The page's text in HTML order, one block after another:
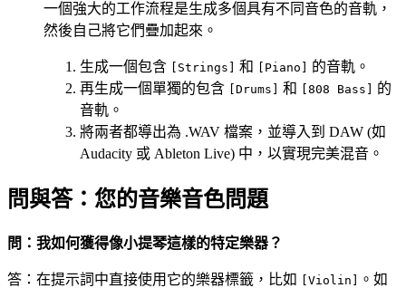
一個強大的工作流程是生成多個具有不同音色的音軌，
然後自己將它們疊加起來。
生成一個包含 [Strings] 和 [Piano]
的音軌。
再生成一個單獨的包含
[Drums] 和 [808 Bass]
的
音軌。
將兩者都導出為 .WAV 檔案，並導入到 DAW (如
Audacity 或 Ableton Live) 中，以實現完美混音。
問與答：您的音樂音色問題
問：我如何獲得像小提琴這樣的特定樂器？
答：在提示詞中直接使用它的樂器標籤，比如 [Violin]
。如